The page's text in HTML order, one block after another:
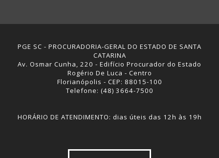
PGE SC - PROCURADORIA-GERAL DO ESTADO DE SANTA
CATARINA
Av. Osmar Cunha, 220 - Edifício Procurador do Estado
Rogério De Luca - Centro
Florianópolis - CEP: 88015-100
Telefone: (48) 3664-7500
HORÁRIO DE ATENDIMENTO: dias úteis das 12h às 19h